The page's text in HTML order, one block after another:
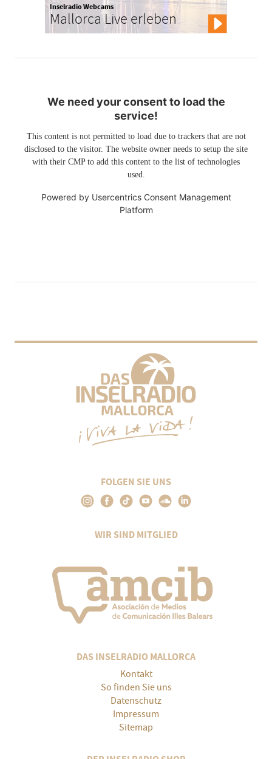
Inselradio Webcams
Mallorca Live erleben
We need your consent to load the
service!
This content is not permitted to load due to trackers that are not
disclosed to the visitor. The website owner needs to setup the site
with their CMP to add this content to the list of technologies
used.
Powered by Usercentrics Consent Management
Platform
FOLGEN SIE UNS
WIR SIND MITGLIED
DAS INSELRADIO MALLORCA
Kontakt
So finden Sie uns
Datenschutz
Impressum
Sitemap